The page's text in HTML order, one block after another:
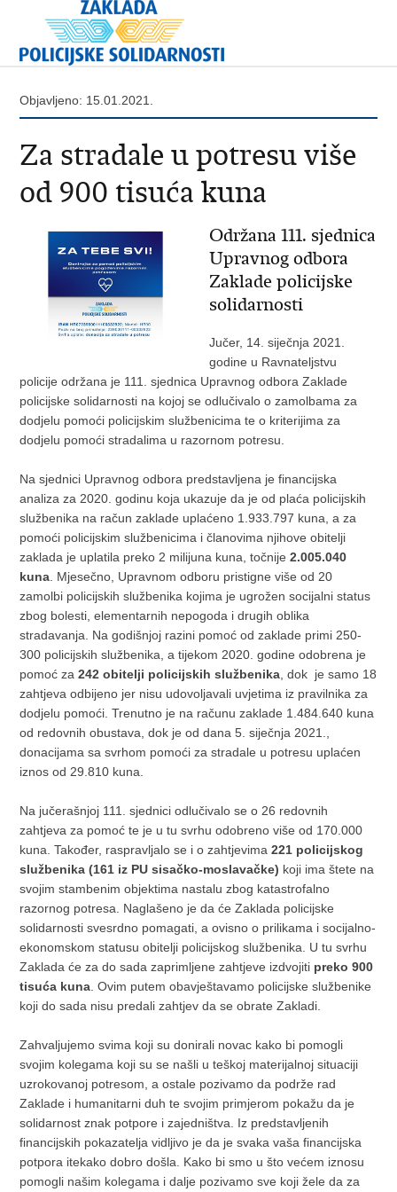
Objavljeno: 15.01.2021.
Za stradale u potresu više
od 900 tisuća kuna
Održana 111. sjednica
Upravnog odbora
Zaklade policijske
solidarnosti
Jučer, 14. siječnja 2021.
godine u Ravnateljstvu
policije održana je 111. sjednica Upravnog odbora Zaklade
policijske solidarnosti na kojoj se odlučivalo o zamolbama za
dodjelu pomoći policijskim službenicima te o kriterijima za
dodjelu pomoći stradalima u razornom potresu.
Na sjednici Upravnog odbora predstavljena je financijska
analiza za 2020. godinu koja ukazuje da je od plaća policijskih
službenika na račun zaklade uplaćeno 1.933.797 kuna, a za
pomoći policijskim službenicima i članovima njihove obitelji
zaklada je uplatila preko 2 milijuna kuna, točnije2.005.040
kuna . Mjesečno, Upravnom odboru pristigne više od 20
zamolbi policijskih službenika kojima je ugrožen socijalni status
zbog bolesti, elementarnih nepogoda i drugih oblika
stradavanja. Na godišnjoj razini pomoć od zaklade primi 250-
300 policijskih službenika, a tijekom 2020. godine odobrena je
pomoć za242 obitelji policijskih službenika , dok je samo 18
zahtjeva odbijeno jer nisu udovoljavali uvjetima iz pravilnika za
dodjelu pomoći. Trenutno je na računu zaklade 1.484.640 kuna
od redovnih obustava, dok je od dana 5. siječnja 2021.,
donacijama sa svrhom pomoći za stradale u potresu uplaćen
iznos od 29.810 kuna.
Na jučerašnjoj 111. sjednici odlučivalo se o 26 redovnih
zahtjeva za pomoć te je u tu svrhu odobreno više od 170.000
kuna. Također, raspravljalo se i o zahtjevima221 policijskog
službenika (161 iz PU sisačko-moslavačke) koji ima štete na
svojim stambenim objektima nastalu zbog katastrofalno
razornog potresa. Naglašeno je da će Zaklada policijske
solidarnosti svesrdno pomagati, a ovisno o prilikama i socijalno-
ekonomskom statusu obitelji policijskog službenika. U tu svrhu
Zaklada će za do sada zaprimljene zahtjeve izdvojiti preko 900
tisuća kuna . Ovim putem obavještavamo policijske službenike
koji do sada nisu predali zahtjev da se obrate Zakladi.
Zahvaljujemo svima koji su donirali novac kako bi pomogli
svojim kolegama koji su se našli u teškoj materijalnoj situaciji
uzrokovanoj potresom, a ostale pozivamo da podrže rad
Zaklade i humanitarni duh te svojim primjerom pokažu da je
solidarnost znak potpore i zajedništva. Iz predstavljenih
financijskih pokazatelja vidljivo je da je svaka vaša financijska
potpora itekako dobro došla. Kako bi smo u što većem iznosu
pomogli našim kolegama i dalje pozivamo sve koji žele da za